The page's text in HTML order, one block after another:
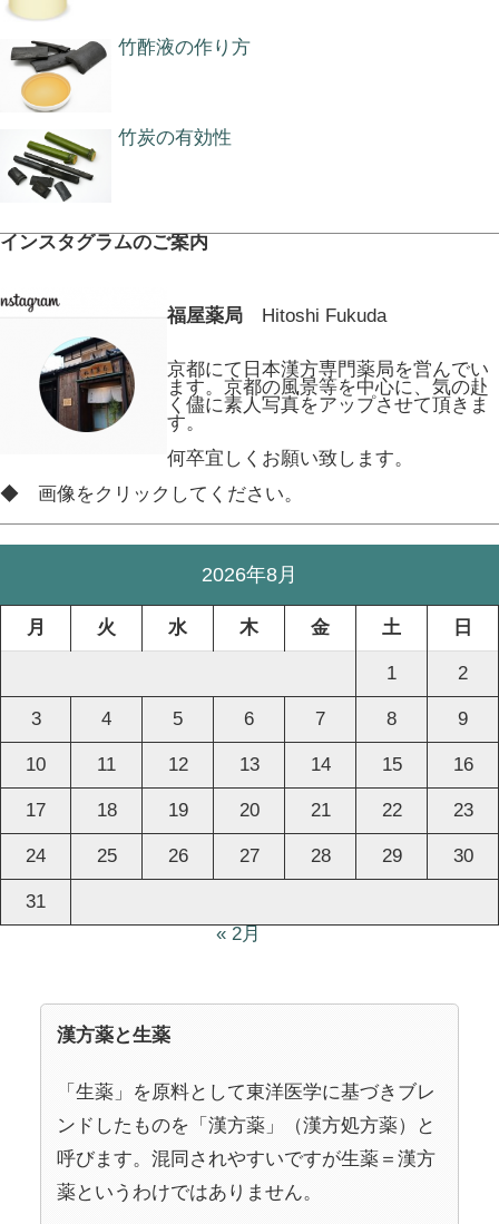
竹酢液の作り方
竹炭の有効性
インスタグラムのご案内
福屋薬局 Hitoshi Fukuda
京都にて日本漢方専門薬局を営んでい
ます。京都の風景等を中心に、気の赴
く儘に素人写真をアップさせて頂きま
す。
何卒宜しくお願い致します。
◆ 画像をクリックしてください。
2026年8月
月 火 水 木 金 土 日
1 2
3 4 5 6 7 8 9
10 11 12 13 14 15 16
17 18 19 20 21 22 23
24 25 26 27 28 29 30
31
« 2月
漢方薬と生薬
「生薬」を原料として東洋医学に基づきブレ
ンドしたものを「漢方薬」（漢方処方薬）と
呼びます。混同されやすいですが生薬＝漢方
薬というわけではありません。